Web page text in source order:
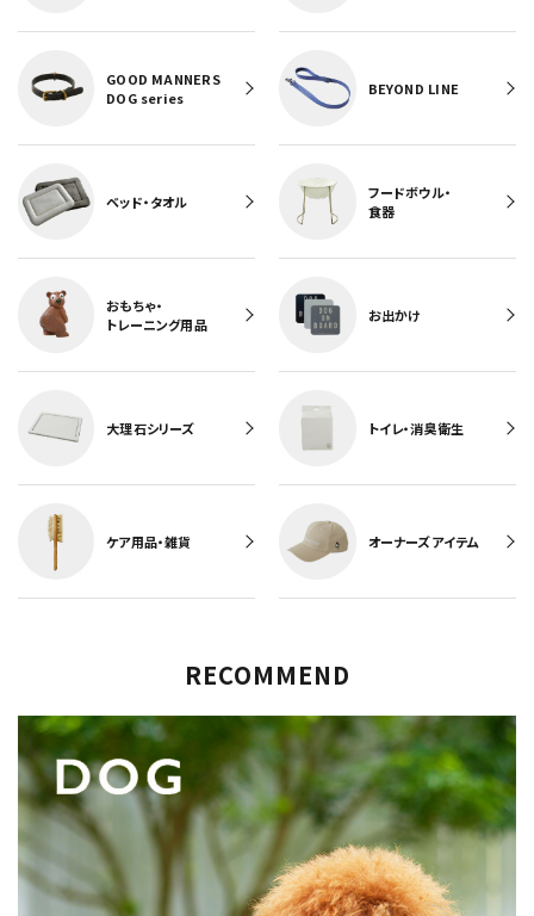
GOOD MANNERS
DOG series
BEYOND LINE
ベッド・タオル
フードボウル・
食器
おもちゃ・
トレーニング用品
お出かけ
大理石シリーズ トイレ・消臭衛生
ケア用品・雑貨 オーナーズアイテム
RECOMMEND